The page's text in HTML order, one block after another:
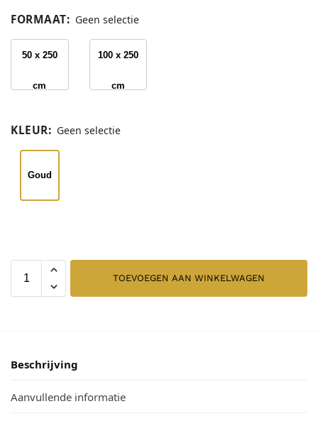
FORMAAT: Geen selectie
50 x 250
cm
100 x 250
cm
KLEUR: Geen selectie
Goud
TOEVOEGEN AAN WINKELWAGEN
Beschrijving
Aanvullende informatie